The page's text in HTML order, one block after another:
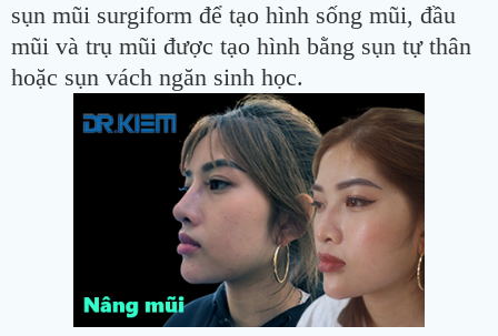
sụn mũi surgiform để tạo hình sống mũi, đầu
mũi và trụ mũi được tạo hình bằng sụn tự thân
hoặc sụn vách ngăn sinh học.